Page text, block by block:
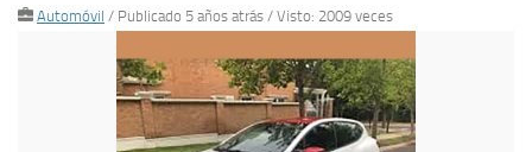
Automóvil / Publicado 5 años atrás / Visto: 2009 veces